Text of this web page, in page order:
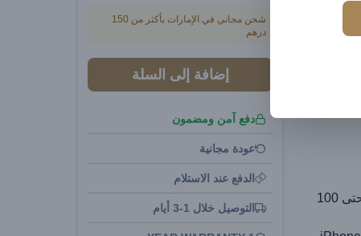
– شحن سريع PD 3.0 متوافق مع iPhone
كابل USB-C إلى USB-C بطول 1 متر يدعم حتى 100
شحن مجاني في الإمارات بأكثر من 150
درهم
إضافة إلى السلة
دفع آمن ومضمون
عودة مجانية
الدفع عند الاستلام
التوصيل خلال 1-3 أيام